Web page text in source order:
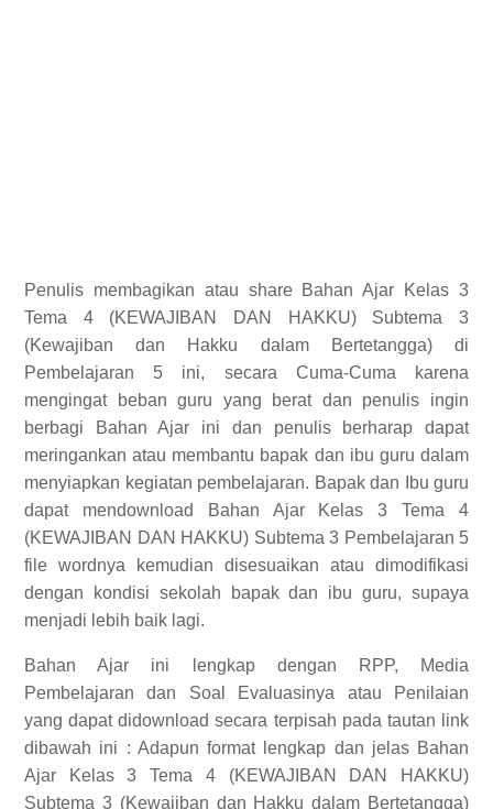
Penulis membagikan atau share Bahan Ajar Kelas 3
Tema 4 (KEWAJIBAN DAN HAKKU) Subtema 3
(Kewajiban dan Hakku dalam Bertetangga) di
Pembelajaran 5 ini, secara Cuma-Cuma karena
mengingat beban guru yang berat dan penulis ingin
berbagi Bahan Ajar ini dan penulis berharap dapat
meringankan atau membantu bapak dan ibu guru dalam
menyiapkan kegiatan pembelajaran. Bapak dan Ibu guru
dapat mendownload Bahan Ajar Kelas 3 Tema 4
(KEWAJIBAN DAN HAKKU) Subtema 3 Pembelajaran 5
file wordnya kemudian disesuaikan atau dimodifikasi
dengan kondisi sekolah bapak dan ibu guru, supaya
menjadi lebih baik lagi.
Bahan Ajar ini lengkap dengan RPP, Media
Pembelajaran dan Soal Evaluasinya atau Penilaian
yang dapat didownload secara terpisah pada tautan link
dibawah ini : Adapun format lengkap dan jelas Bahan
Ajar Kelas 3 Tema 4 (KEWAJIBAN DAN HAKKU)
Subtema 3 (Kewajiban dan Hakku dalam Bertetangga)